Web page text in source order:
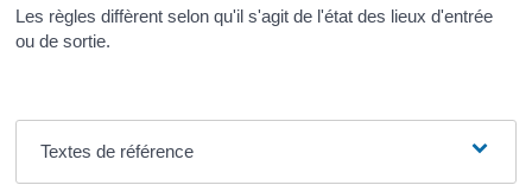
Les règles diffèrent selon qu'il s'agit de l'état des lieux d'entrée
ou de sortie.
Textes de référence